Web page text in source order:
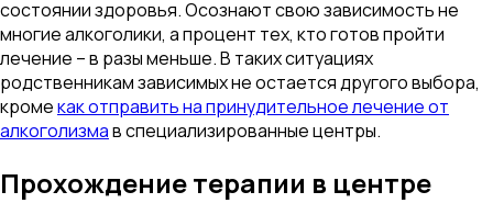
состоянии здоровья. Осознают свою зависимость не
многие алкоголики, а процент тех, кто готов пройти
лечение – в разы меньше. В таких ситуациях
родственникам зависимых не остается другого выбора,
кромекак отправить на принудительное лечение от
алкоголизмав специализированные центры.
Прохождение терапии в центре